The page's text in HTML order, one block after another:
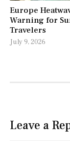
Europe
Warning for
Travelers
July 9, 2026
Leave a